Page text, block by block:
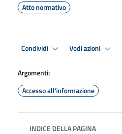
Atto normativo
Condividi Vedi azioni
Argomenti:
Accesso all'informazione
INDICE DELLA PAGINA